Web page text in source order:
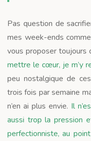
Pas question de
mes week-ends
vous proposer toujours
mettre le cœur, je m’y
peu nostalgique de
trois fois par semaine
n’en ai plus envie. Il
aussi trop la pression
perfectionniste, au